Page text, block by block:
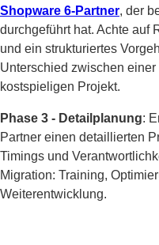
Shopware 6-Partner, der
durchgeführt hat. Achte auf
und ein strukturiertes
Unterschied zwischen
kostspieligen Projekt.
Phase 3 - Detailplanung:
Partner einen detaillierten
Timings und
Migration: Training,
Weiterentwicklung.